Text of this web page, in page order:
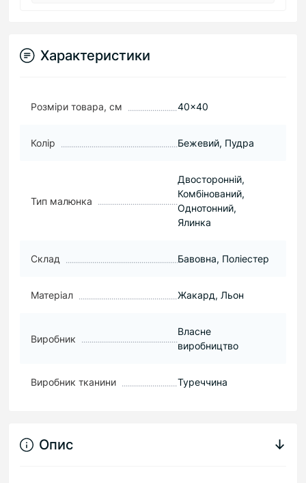
Характеристики
Розміри товара, см 40×40
Колір Бежевий, Пудра
Тип малюнка
Двосторонній,
Комбінований,
Однотонний,
Ялинка
Склад Бавовна, Поліестер
Матеріал Жакард, Льон
Виробник
Власне
виробництво
Виробник тканини Туреччина
Опис ↓